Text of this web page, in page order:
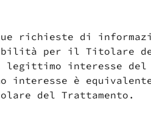
richieste di
per il Titolare
legittimo interesse
interesse è
del Trattamento.